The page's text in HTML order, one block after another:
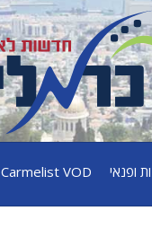
ופנאי Carmelist VOD